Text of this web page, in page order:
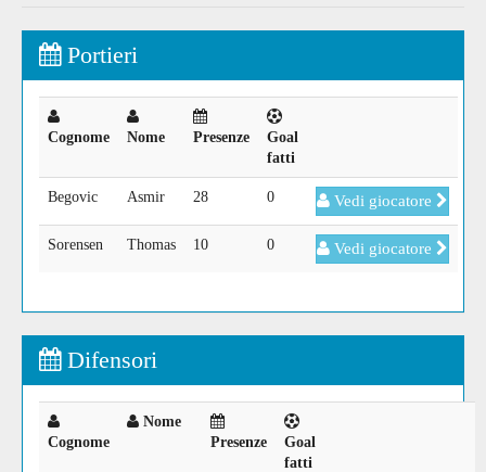
Portieri
Cognome Nome Presenze
Goal
fatti
Begovic Asmir 28 0 Vedi giocatore
Sorensen Thomas 10 0 Vedi giocatore
Difensori
Cognome
Nome
Presenze
Goal
fatti